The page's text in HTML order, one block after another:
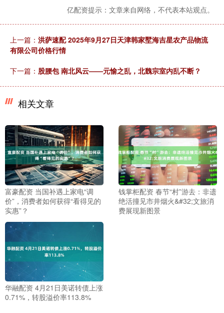
亿配资提示：文章来自网络，不代表本站观点。
上一篇： 洪萨速配 2025年9月27日天津韩家墅海吉星农产品物流
有限公司价格行情
下一篇： 股腰包 南北风云——元愉之乱，北魏宗室内乱不断？
相关文章
富豪配资 当国补遇上家电“调
价”，消费者如何获得“看得见的
实惠”？
钱掌柜配资 春节“村”游去：非遗
绝活撞见市井烟火&#32;文旅消
费展现新图景
华融配资 4月21日美诺转债上涨
0.71%，转股溢价率113.8%